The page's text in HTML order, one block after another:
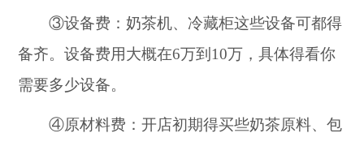
③设备费：奶茶机、冷藏柜这些设备可都得
备齐。设备费用大概在6万到10万，具体得看你
需要多少设备。
④原材料费：开店初期得买些奶茶原料、包